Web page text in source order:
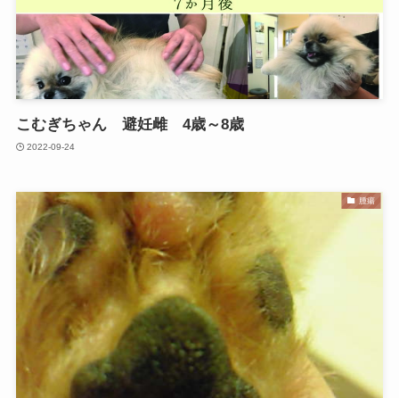
こむぎちゃん 避妊雌 4歳～8歳
2022-09-24
腫瘍